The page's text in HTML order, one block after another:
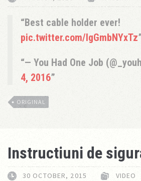
Best cable holder ever!
pic.twitter.com/IgGmbNYxTz
— You Had One Job
4, 2016
ORIGINAL
Instructiuni de
30 OCTOBER, 2015 VIDEO